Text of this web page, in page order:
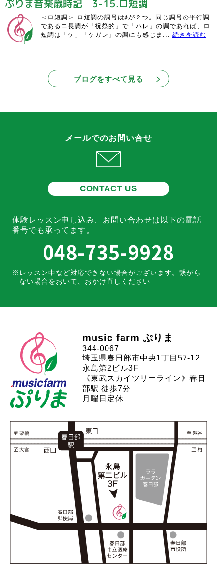
ぷりま音楽歳時記 3-15.ロ短調
＜ロ短調＞ ロ短調の調号は♯が２つ。同じ調号の平行調
であるニ長調が「祝祭的」で「ハレ」の調であれば、ロ
短調は「ケ」「ケガレ」の調にも感じま... 続きを読む
ブログをすべて見る
メールでのお問い合せ
CONTACT US
体験レッスン申し込み、お問い合わせは 以下の電話
番号でも承ってます。
048-735-9928
レッスン中など対応できない場合がございます。 繋がら
ない場合をおいて、おかけ直しください
music farm ぷりま
344-0067
埼玉県春日部市中央1丁目57-12
永島第2ビル3F
《東武スカイツリーライン》春日
部駅 徒歩7分
月曜日定休